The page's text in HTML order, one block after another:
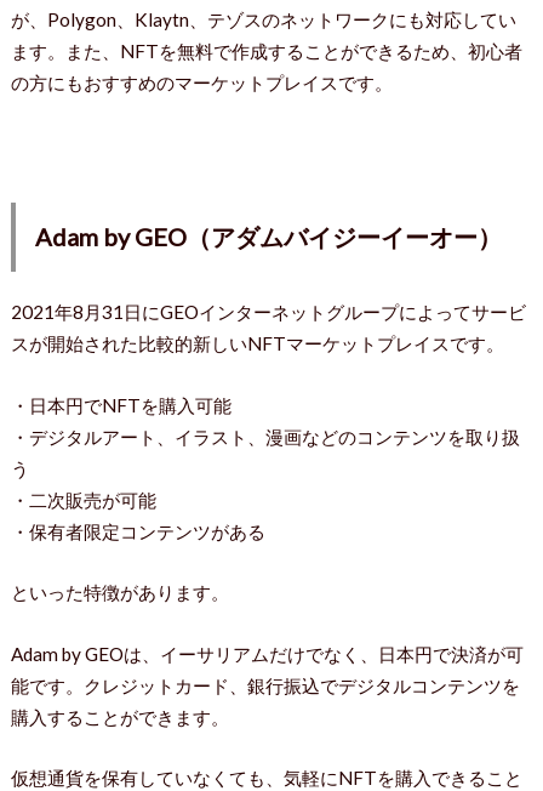
が、Polygon、Klaytn、テゾスのネットワークにも対応してい
ます。また、NFTを無料で作成することができるため、初心者
の方にもおすすめのマーケットプレイスです。
Adam by GEO（アダムバイジーイーオー）
2021年8月31日にGEOインターネットグループによってサービ
スが開始された比較的新しいNFTマーケットプレイスです。
・日本円でNFTを購入可能
・デジタルアート、イラスト、漫画などのコンテンツを取り扱
う
・二次販売が可能
・保有者限定コンテンツがある
といった特徴があります。
Adam by GEOは、イーサリアムだけでなく、日本円で決済が可
能です。クレジットカード、銀行振込でデジタルコンテンツを
購入することができます。
仮想通貨を保有していなくても、気軽にNFTを購入できること